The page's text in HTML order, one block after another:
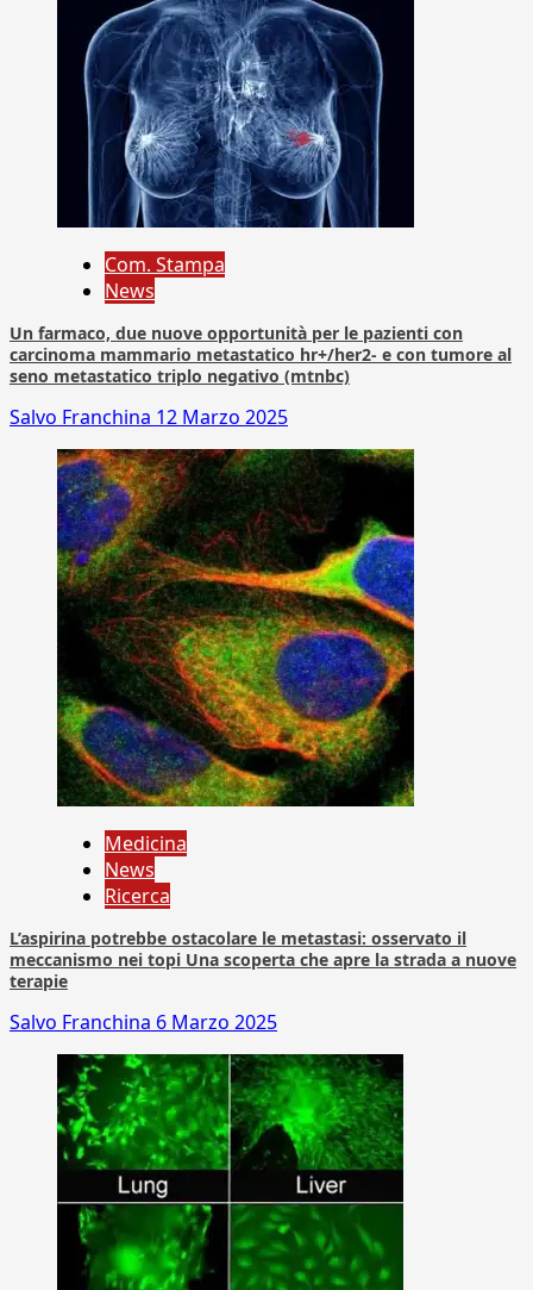
Com. Stampa
News
Un farmaco, due nuove opportunità per le pazienti con
carcinoma mammario metastatico hr+/her2- e con tumore al
seno metastatico triplo negativo (mtnbc)
Salvo Franchina 12 Marzo 2025
Medicina
News
Ricerca
L’aspirina potrebbe ostacolare le metastasi: osservato il
meccanismo nei topi Una scoperta che apre la strada a nuove
terapie
Salvo Franchina 6 Marzo 2025